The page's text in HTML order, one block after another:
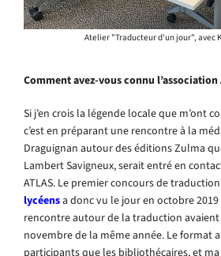
Atelier "Traducteur d'un jour", avec
Comment avez-vous connu l’association
Si j’en crois la légende locale que m’ont
c’est en préparant une rencontre à la
Draguignan autour des éditions Zulma
Lambert Savigneux, serait entré en
ATLAS. Le premier concours de
lycéensa donc vu le jour en octobre
rencontre autour de la traduction
novembre de la même année. Le format
participants que les bibliothécaires, et